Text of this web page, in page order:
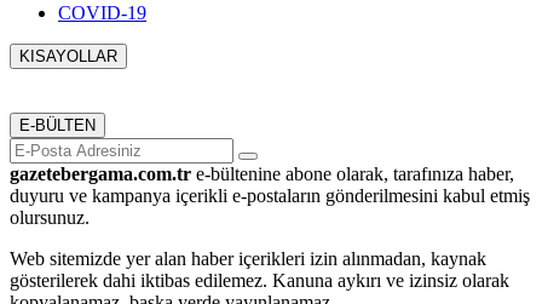
COVID-19
KISAYOLLAR
E-BÜLTEN
gazetebergama.com.tr e-bültenine abone olarak, tarafınıza haber,
duyuru ve kampanya içerikli e-postaların gönderilmesini kabul etmiş
olursunuz.
Web sitemizde yer alan haber içerikleri izin alınmadan, kaynak
gösterilerek dahi iktibas edilemez. Kanuna aykırı ve izinsiz olarak